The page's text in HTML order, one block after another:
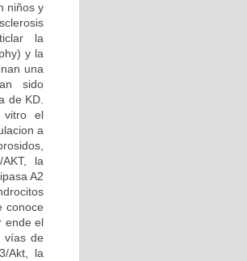
niños y
la
y la
una
sido
de KD.
vitro el
a
la
A2
conoce
ende el
vías de
Akt, la